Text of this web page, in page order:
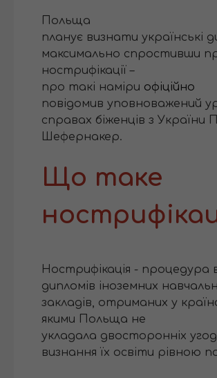
Польща
планує визнати українські
максимально спростивши
нострифікації –
про такі наміри офіційно
повідомив уповноважений
справах біженців з України
Шефернакер.
Що таке
Нострифікація - процедура
дипломів іноземних
закладів, отриманих у
якими Польща не
укладала двосторонніх
визнання їх освіти рівною